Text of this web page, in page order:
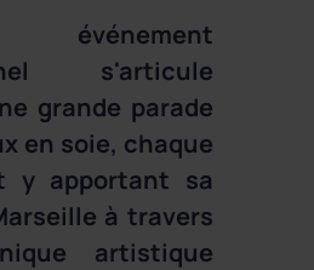
s'articule
grande parade
en soie, chaque
y apportant sa
à travers
artistique